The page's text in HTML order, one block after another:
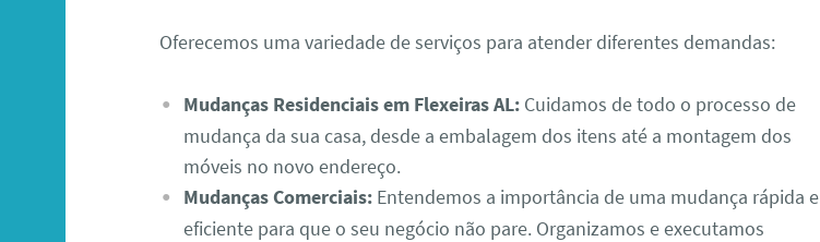
Oferecemos uma variedade de serviços para atender diferentes demandas:
Mudanças Residenciais em Flexeiras AL:Cuidamos de todo o processo de
mudança da sua casa, desde a embalagem dos itens até a montagem dos
móveis no novo endereço.
Mudanças Comerciais:Entendemos a importância de uma mudança rápida e
eficiente para que o seu negócio não pare. Organizamos e executamos